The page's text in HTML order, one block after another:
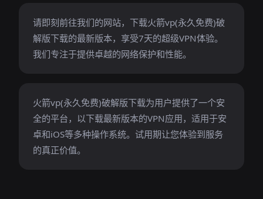
请即刻前往我们的网站，下载火箭vp(永久免费)破
解版下载的最新版本，享受7天的超级VPN体验。
我们专注于提供卓越的网络保护和性能。
火箭vp(永久免费)破解版下载为用户提供了一个安
全的平台，以下载最新版本的VPN应用，适用于安
卓和iOS等多种操作系统。试用期让您体验到服务
的真正价值。